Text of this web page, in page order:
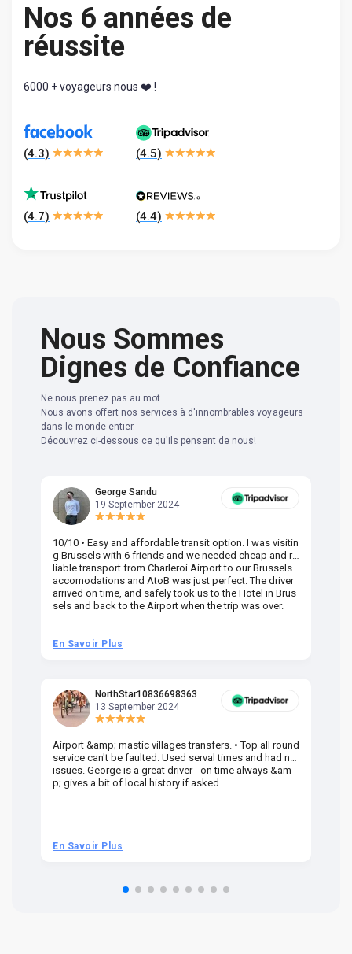
Nos 6 années de
réussite
6000 + voyageurs nous ❤️ !
(4.3) (4.5)
(4.7) (4.4)
Nous Sommes
Dignes de Confiance
Ne nous prenez pas au mot.
Nous avons offert nos services à d'innombrables voyageurs
dans le monde entier.
Découvrez ci-dessous ce qu'ils pensent de nous!
George Sandu
19 September 2024
10/10 • Easy and affordable transit option. I was visitin
g Brussels with 6 friends and we needed cheap and re
liable transport from Charleroi Airport to our Brussels
accomodations and AtoB was just perfect. The driver
arrived on time, and safely took us to the Hotel in Brus
sels and back to the Airport when the trip was over.
En Savoir Plus
NorthStar10836698363
13 September 2024
Airport &amp; mastic villages transfers. • Top all round
service can't be faulted. Used serval times and had no
issues. George is a great driver - on time always &am
p; gives a bit of local history if asked.
En Savoir Plus